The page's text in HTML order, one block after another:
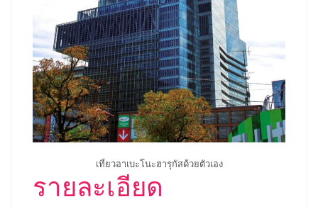
เที่ยวอาเบะโนะฮารุกัสด้วยตัวเอง
รายละเอียด